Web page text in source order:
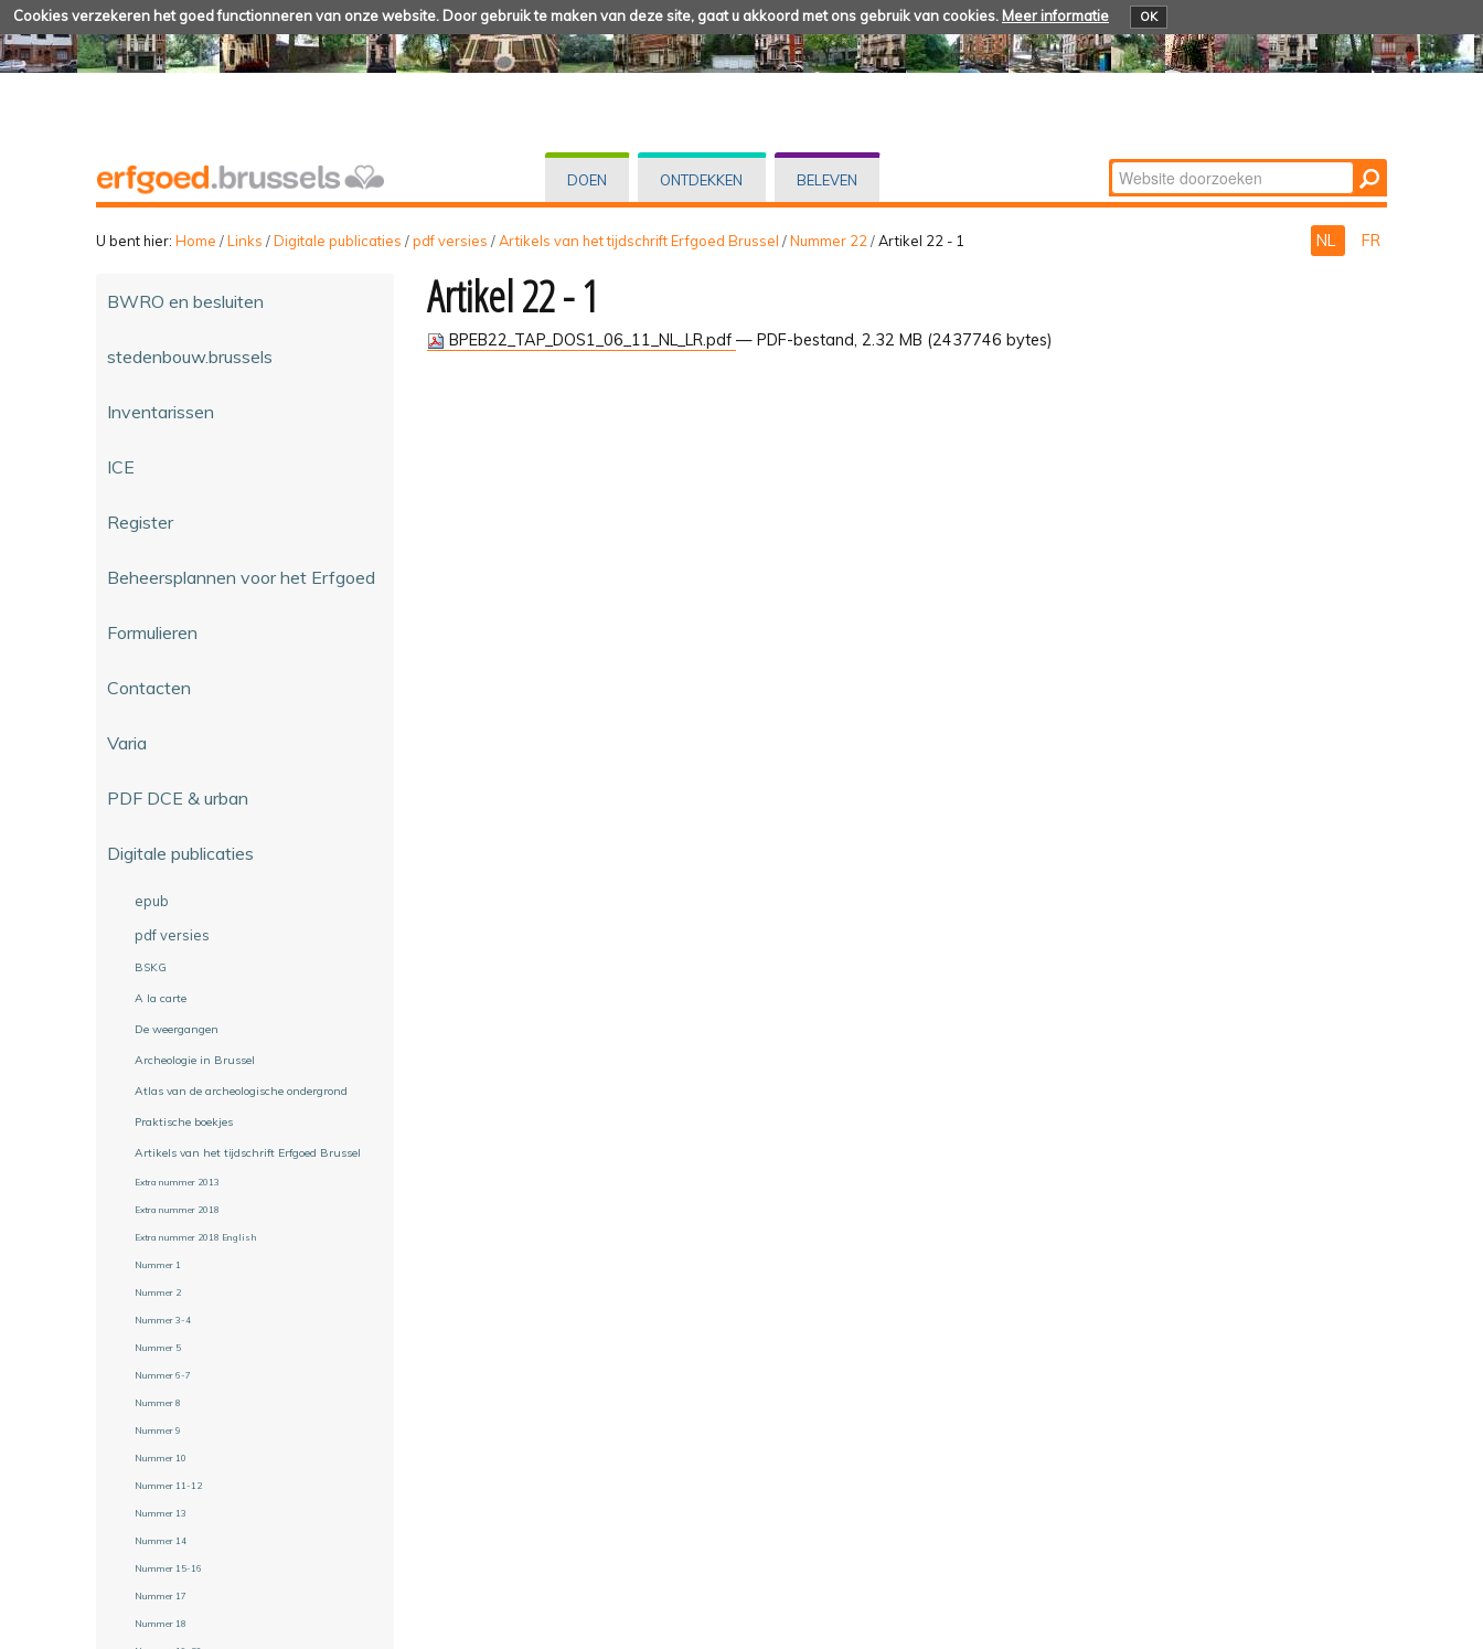
Cookies verzekeren het goed functionneren van onze website. Door gebruik te maken van deze site, gaat u akkoord met ons gebruik van cookies. Meer informatie OK
DOEN ONTDEKKEN BELEVEN Zoek
Geavanceerd
U bent hier: Home /Links /Digitale publicaties /pdf versies /Artikels van het tijdschrift Erfgoed Brussel /Nummer 22 /Artikel 22 - 1 NL FR
BWRO en besluiten
stedenbouw.brussels
Inventarissen
ICE
Register
Beheersplannen voor het Erfgoed
Formulieren
Contacten
Varia
PDF DCE & urban
Digitale publicaties
epub
pdf versies
BSKG
A la carte
De weergangen
Archeologie in Brussel
Atlas van de archeologische ondergrond
Praktische boekjes
Artikels van het tijdschrift Erfgoed Brussel
Extra nummer 2013
Extra nummer 2018
Extra nummer 2018 English
Nummer 1
Nummer 2
Nummer 3-4
Nummer 5
Nummer 6-7
Nummer 8
Nummer 9
Nummer 10
Nummer 11-12
Nummer 13
Nummer 14
Nummer 15-16
Nummer 17
Nummer 18
Artikel 22 - 1
BPEB22_TAP_DOS1_06_11_NL_LR.pdf — PDF-bestand, 2.32 MB (2437746 bytes)